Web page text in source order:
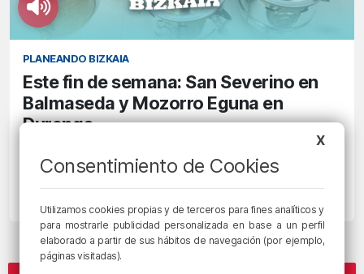
PLANEANDO BIZKAIA
Este fin de semana: San Severino en
Balmaseda y Mozorro Eguna en
Durango
Gastronomía y mucho más en las Jornadas
X
Consentimiento de Cookies
Utilizamos cookies propias y de terceros para fines analíticos y
para mostrarle publicidad personalizada en base a un perfil
elaborado a partir de sus hábitos de navegación (por ejemplo,
páginas visitadas).